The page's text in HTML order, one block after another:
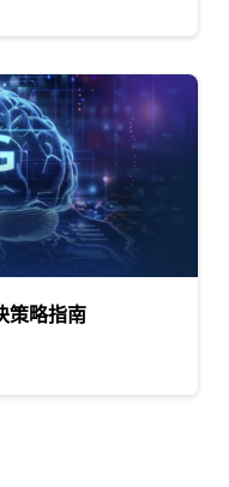
策略指南